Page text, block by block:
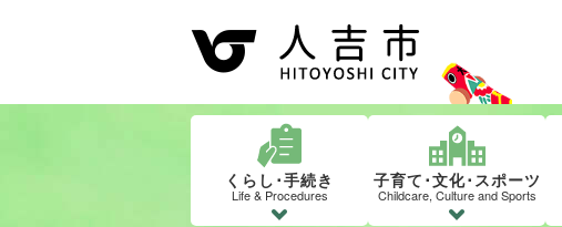
くらし･手続き
Life & Procedures
子育て･文化･スポーツ
Childcare, Culture and Sports